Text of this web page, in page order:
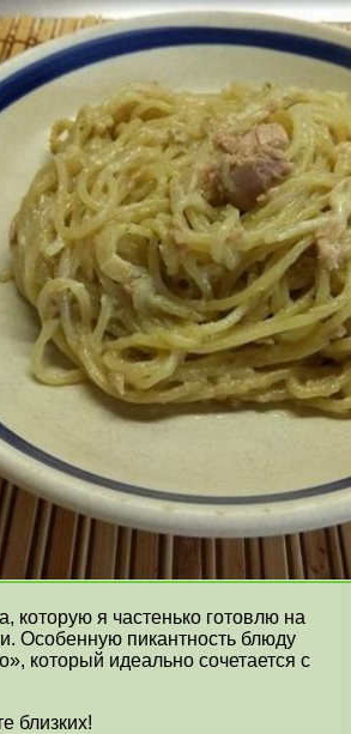
которую я частенько готовлю на
Особенную пикантность блюду
который идеально сочетается с
близких!